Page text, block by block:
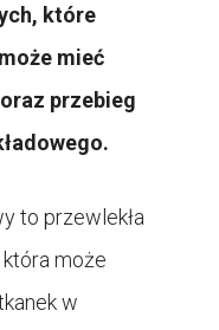
które
mieć
przebieg
to przewlekła
może
w